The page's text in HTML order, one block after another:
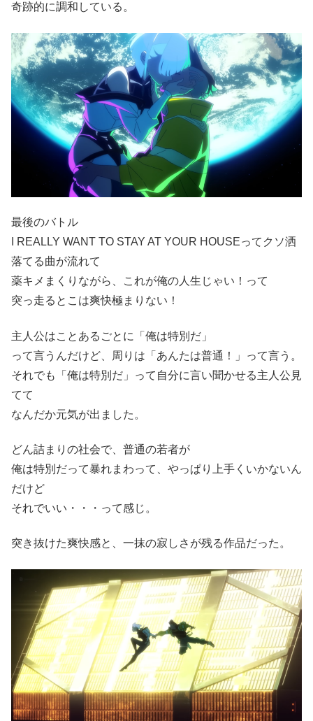
奇跡的に調和している。
最後のバトル
I REALLY WANT TO STAY AT YOUR HOUSEってクソ洒
落てる曲が流れて
薬キメまくりながら、これが俺の人生じゃい！って
突っ走るとこは爽快極まりない！
主人公はことあるごとに「俺は特別だ」
って言うんだけど、周りは「あんたは普通！」って言う。
それでも「俺は特別だ」って自分に言い聞かせる主人公見
てて
なんだか元気が出ました。
どん詰まりの社会で、普通の若者が
俺は特別だって暴れまわって、やっぱり上手くいかないん
だけど
それでいい・・・って感じ。
突き抜けた爽快感と、一抹の寂しさが残る作品だった。